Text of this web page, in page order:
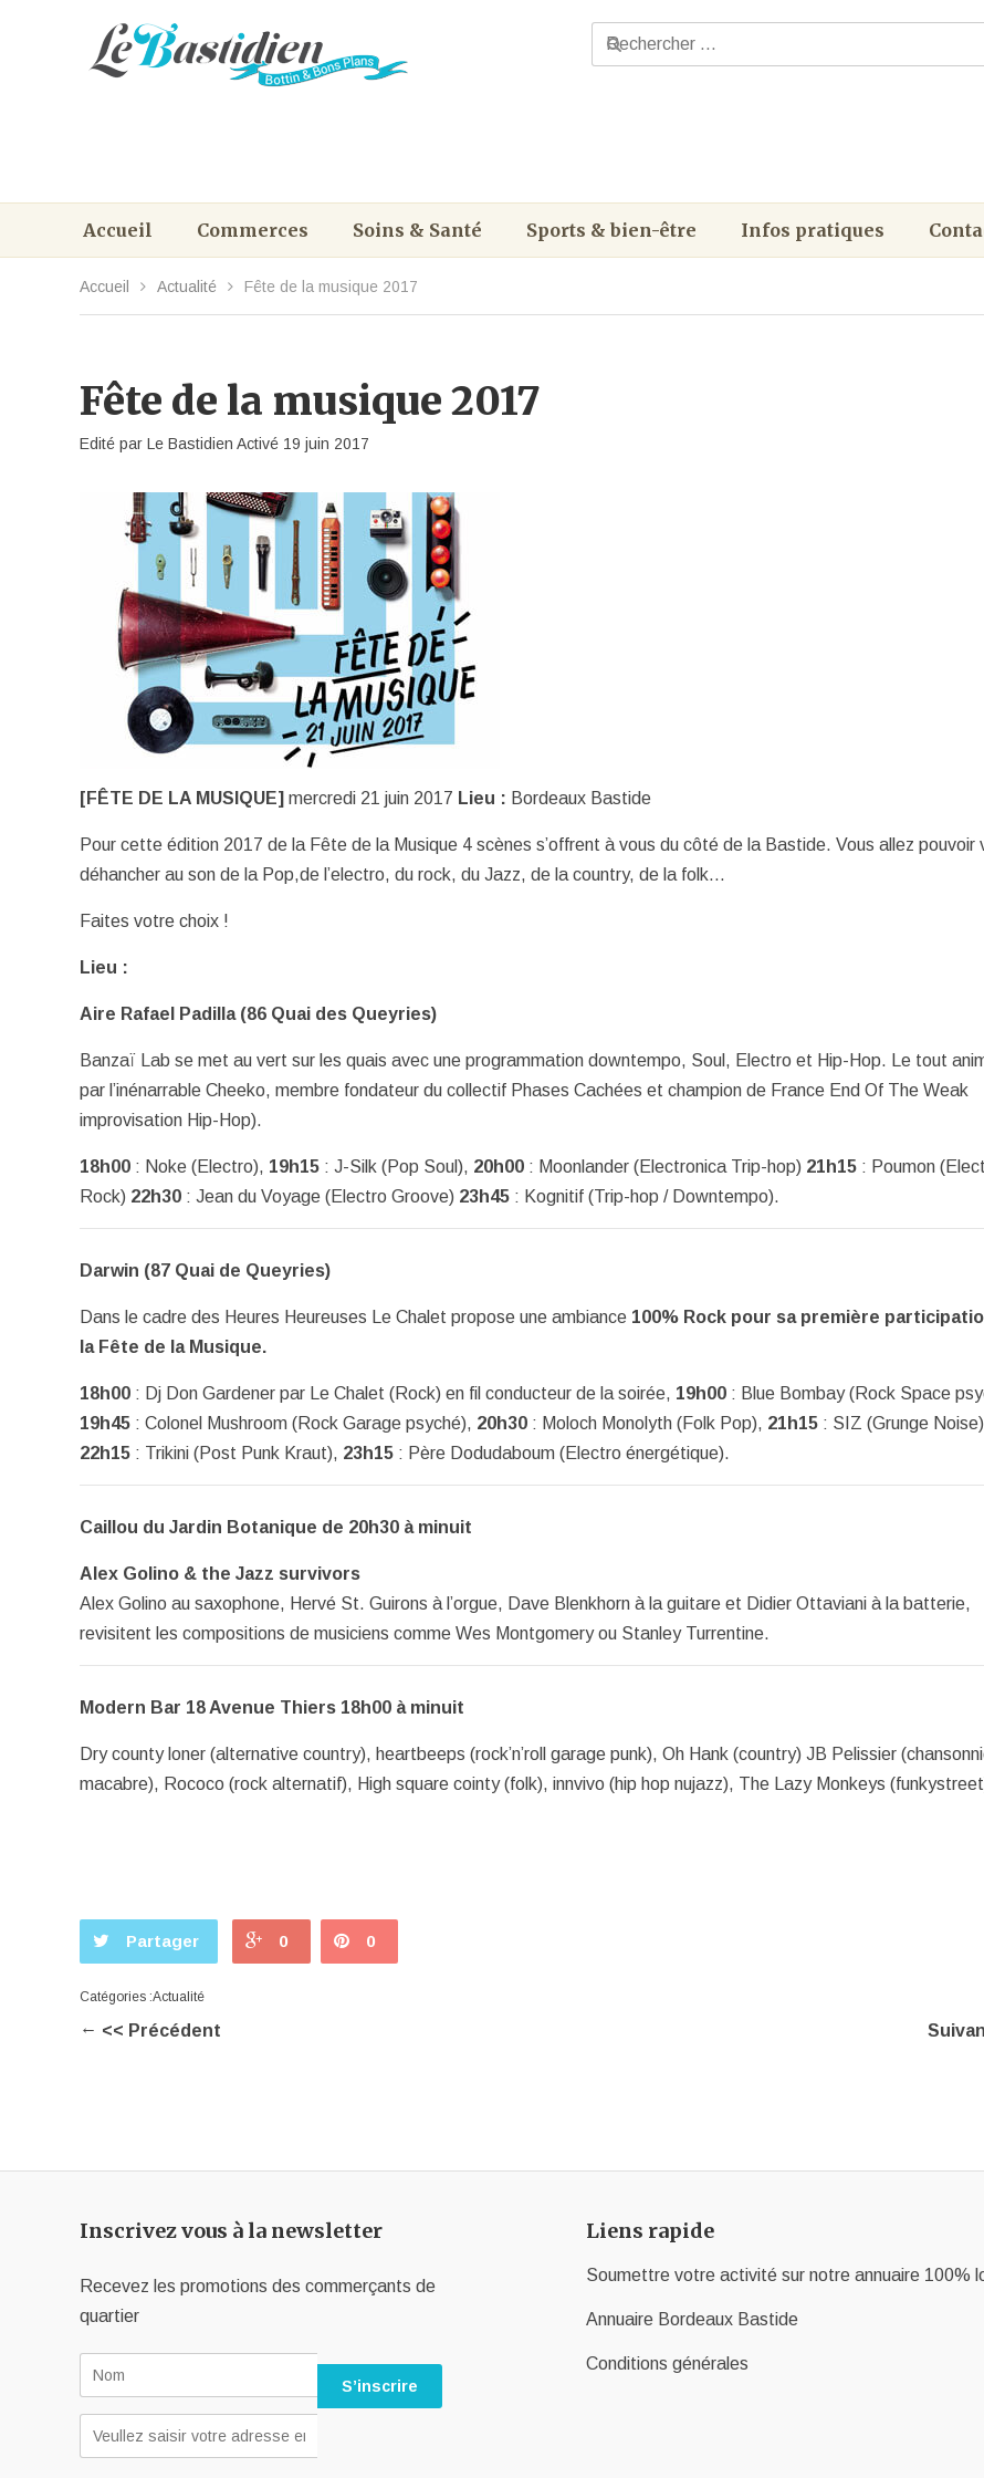
Accueil Commerces Soins & Santé Sports & bien-être Infos pratiques
Accueil Actualité Fête de la musique 2017
Fête de la musique 2017
Edité par Le Bastidien Activé 19 juin 2017
[FÊTE DE LA MUSIQUE] mercredi 21 juin 2017 Lieu : Bordeaux Bastide
Pour cette édition 2017 de la Fête de la Musique 4 scènes s’offrent à vous du côté de la Bastide. Vous allez pouvoir
déhancher au son de la Pop,de l’electro, du rock, du Jazz, de la country, de la folk…
Faites votre choix !
Lieu :
Aire Rafael Padilla (86 Quai des Queyries)
Banzaï Lab se met au vert sur les quais avec une programmation downtempo, Soul, Electro et Hip-Hop. Le tout
par l’inénarrable Cheeko, membre fondateur du collectif Phases Cachées et champion de France End Of The Weak
improvisation Hip-Hop).
18h00 : Noke (Electro), 19h15 : J-Silk (Pop Soul), 20h00 : Moonlander (Electronica Trip-hop) 21h15 : Poumon
Rock) 22h30 : Jean du Voyage (Electro Groove) 23h45 : Kognitif (Trip-hop / Downtempo).
Darwin (87 Quai de Queyries)
Dans le cadre des Heures Heureuses Le Chalet propose une ambiance 100% Rock pour sa première
la Fête de la Musique.
18h00 : Dj Don Gardener par Le Chalet (Rock) en fil conducteur de la soirée, 19h00 : Blue Bombay (Rock Space
19h45 : Colonel Mushroom (Rock Garage psyché), 20h30 : Moloch Monolyth (Folk Pop), 21h15 : SIZ (Grunge
22h15 : Trikini (Post Punk Kraut), 23h15 : Père Dodudaboum (Electro énergétique).
Caillou du Jardin Botanique de 20h30 à minuit
Alex Golino & the Jazz survivors
Alex Golino au saxophone, Hervé St. Guirons à l’orgue, Dave Blenkhorn à la guitare et Didier Ottaviani à la batterie,
revisitent les compositions de musiciens comme Wes Montgomery ou Stanley Turrentine.
Modern Bar 18 Avenue Thiers 18h00 à minuit
Dry county loner (alternative country), heartbeeps (rock’n’roll garage punk), Oh Hank (country) JB Pelissier
macabre), Rococo (rock alternatif), High square cointy (folk), innvivo (hip hop nujazz), The Lazy Monkeys
Partager 0 0
Catégories :Actualité
← << Précédent
Inscrivez vous à la newsletter
Recevez les promotions des commerçants de
quartier
Liens rapide
Soumettre votre activité sur notre annuaire 100%
Annuaire Bordeaux Bastide
Conditions générales